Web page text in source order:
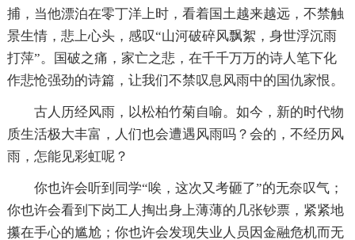
捕，当他漂泊在零丁洋上时，看着国土越来越远，不禁触
景生情，悲上心头，感叹“山河破碎风飘絮，身世浮沉雨
打萍”。国破之痛，家亡之悲，在千千万万的诗人笔下化
作悲怆强劲的诗篇，让我们不禁叹息风雨中的国仇家恨。
古人历经风雨，以松柏竹菊自喻。如今，新的时代物
质生活极大丰富，人们也会遭遇风雨吗？会的，不经历风
雨，怎能见彩虹呢？
你也许会听到同学“唉，这次又考砸了”的无奈叹气；
你也许会看到下岗工人掏出身上薄薄的几张钞票，紧紧地
攥在手心的尴尬；你也许会发现失业人员因金融危机而无